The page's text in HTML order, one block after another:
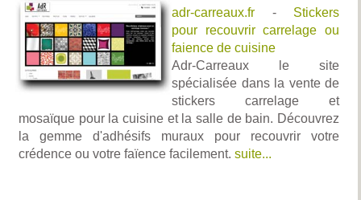
adr-carreaux.fr - Stickers
pour recouvrir carrelage ou
faience de cuisine
Adr-Carreaux le site
spécialisée dans la vente de
stickers carrelage et
mosaïque pour la cuisine et la salle de bain. Découvrez
la gemme d'adhésifs muraux pour recouvrir votre
crédence ou votre faïence facilement. suite...